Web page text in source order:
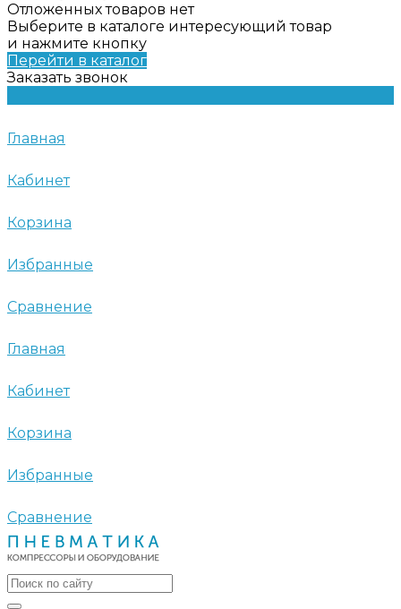
Отложенных товаров нет
Выберите в каталоге интересующий товар
и нажмите кнопку
Перейти в каталог
Заказать звонок
Главная
Кабинет
Корзина
Избранные
Сравнение
Главная
Кабинет
Корзина
Избранные
Сравнение